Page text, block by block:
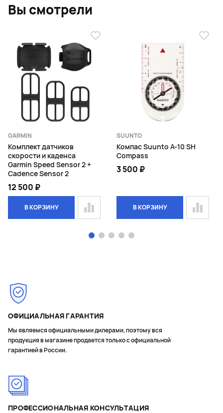
Вы смотрели
GARMIN
Комплект датчиков
скорости и каденса
Garmin Speed Sensor 2 +
Cadence Sensor 2
12 500 ₽
В КОРЗИНУ
SUUNTO
Компас Suunto A-10 SH
Compass
3 500 ₽
В КОРЗИНУ
ОФИЦИАЛЬНАЯ ГАРАНТИЯ
Мы являемся официальными дилерами, поэтому вся
продукция в магазине продается только с официальной
гарантией в России.
ПРОФЕССИОНАЛЬНАЯ КОНСУЛЬТАЦИЯ